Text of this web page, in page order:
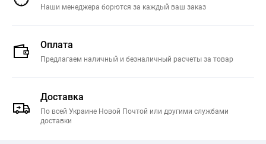
Наши менеджера борются за каждый ваш заказ
Оплата
Предлагаем наличный и безналичный расчеты за товар
Доставка
По всей Украине Новой Почтой или другими службами
доставки